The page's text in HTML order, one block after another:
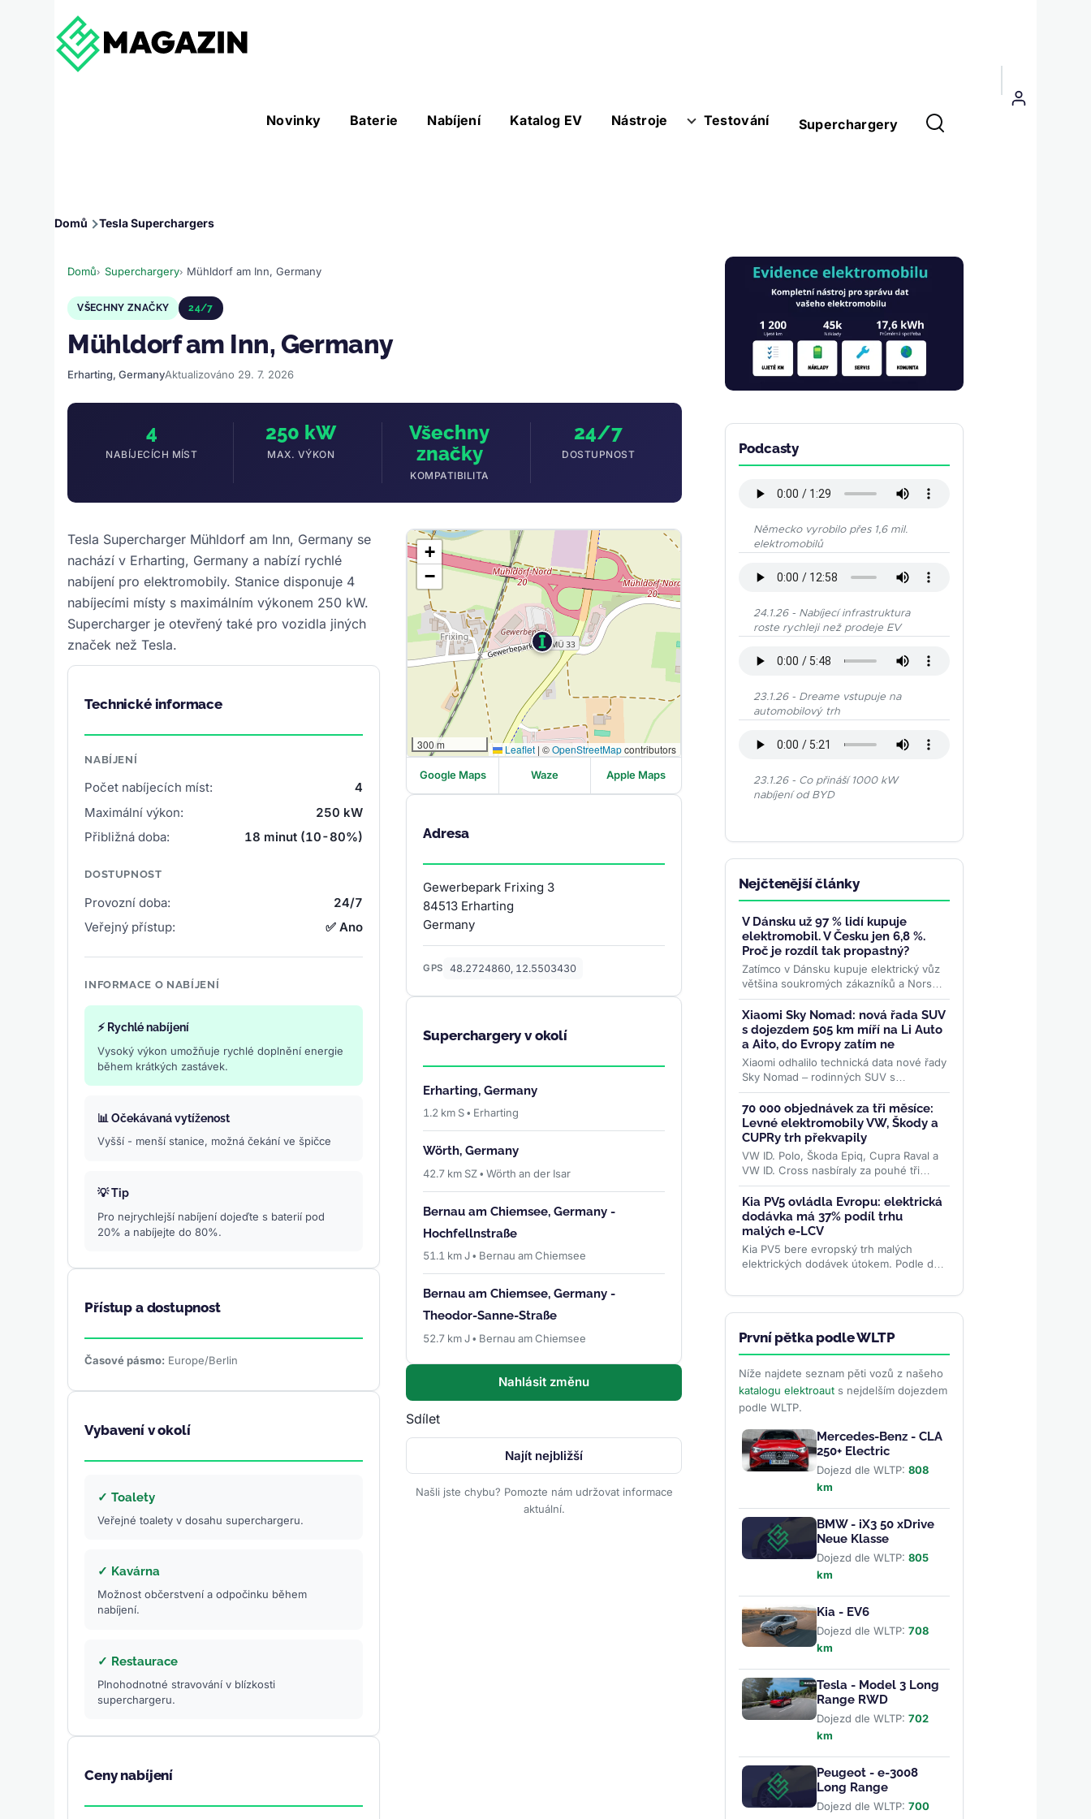
Hlavní
Novinky Baterie Nabíjení Katalog EV Nástroje
Nástroje sub-navigation Testování Superchargery
Menu
uživatelského
Drobečková
navigace
Domů Tesla Superchargers
Domů Superchargery Mühldorf am Inn, Germany
VŠECHNY ZNAČKY 24/7
Mühldorf am Inn, Germany
Erharting, GermanyAktualizováno 29. 7. 2026
4
NABÍJECÍCH MÍST
250 kW
MAX. VÝKON
Všechny
značky
KOMPATIBILITA
24/7
DOSTUPNOST
Tesla Supercharger Mühldorf am Inn, Germany se
nachází v Erharting, Germany a nabízí rychlé
nabíjení pro elektromobily. Stanice disponuje 4
nabíjecími místy s maximálním výkonem 250 kW.
Supercharger je otevřený také pro vozidla jiných
značek než Tesla.
Technické informace
NABÍJENÍ
Počet nabíjecích míst:
4
Maximální výkon:
250 kW
Přibližná doba:
18 minut (10-80%)
DOSTUPNOST
Provozní doba:
24/7
Veřejný přístup:
✅ Ano
INFORMACE O NABÍJENÍ
⚡ Rychlé nabíjení
Vysoký výkon umožňuje rychlé doplnění energie
během krátkých zastávek.
📊 Očekávaná vytíženost
Vyšší - menší stanice, možná čekání ve špičce
💡 Tip
Pro nejrychlejší nabíjení dojeďte s baterií pod
20% a nabíjejte do 80%.
Přístup a dostupnost
Časové pásmo: Europe/Berlin
Vybavení v okolí
✓ Toalety
Veřejné toalety v dosahu superchargeru.
✓ Kavárna
Možnost občerstvení a odpočinku během
nabíjení.
✓ Restaurace
Plnohodnotné stravování v blízkosti
superchargeru.
Ceny nabíjení
+
−
300 m Leaflet | ©OpenStreetMapcontributors
Google Maps Waze Apple Maps
Adresa
Gewerbepark Frixing 3
84513 Erharting
Germany
GPS 48.2724860, 12.5503430
Superchargery v okolí
Erharting, Germany
1.2 km S • Erharting
Wörth, Germany
42.7 km SZ • Wörth an der Isar
Bernau am Chiemsee, Germany -
Hochfellnstraße
51.1 km J • Bernau am Chiemsee
Bernau am Chiemsee, Germany -
Theodor-Sanne-Straße
52.7 km J • Bernau am Chiemsee
Nahlásit změnu
Sdílet
Najít nejbližší
Našli jste chybu? Pomozte nám udržovat informace
aktuální.
Obrázek
Podcasty
Německo vyrobilo přes 1,6 mil.
elektromobilů
24.1.26 - Nabíjecí infrastruktura
roste rychleji než prodeje EV
23.1.26 - Dreame vstupuje na
automobilový trh
23.1.26 - Co přináší 1000 kW
nabíjení od BYD
Nejčtenější články
V Dánsku už 97 % lidí kupuje
elektromobil. V Česku jen 6,8 %.
Proč je rozdíl tak propastný?
Zatímco v Dánsku kupuje elektrický vůz
většina soukromých zákazníků a Norsko
drží dominanci bateriového pohonu,
české registrace podle...>>
Xiaomi Sky Nomad: nová řada SUV
s dojezdem 505 km míří na Li Auto
a Aito, do Evropy zatím ne
Xiaomi odhalilo technická data nové řady
Sky Nomad – rodinných SUV s
benzinovým generátorem a dojezdem
až 505 km na baterii. Do Evropy ale...
>>
70 000 objednávek za tři měsíce:
Levné elektromobily VW, Škody a
CUPRy trh překvapily
VW ID. Polo, Škoda Epiq, Cupra Raval a
VW ID. Cross nasbíraly za pouhé tři
měsíce přes 70 000 objednávek. Levná
rodina elektromobilů...>>
Kia PV5 ovládla Evropu: elektrická
dodávka má 37% podíl trhu
malých e-LCV
Kia PV5 bere evropský trh malých
elektrických dodávek útokem. Podle dat
zemích a v Británii...>>
První pětka podle WLTP
Níže najdete seznam pěti vozů z našeho
katalogu elektroauts nejdelším dojezdem
podle WLTP.
Mercedes-Benz - CLA
250+ Electric
Dojezd dle WLTP: 808
km
BMW - iX3 50 xDrive
Neue Klasse
Dojezd dle WLTP: 805
km
Kia - EV6
Dojezd dle WLTP: 708
km
Tesla - Model 3 Long
Range RWD
Dojezd dle WLTP: 702
km
Peugeot - e-3008
Long Range
Dojezd dle WLTP: 700